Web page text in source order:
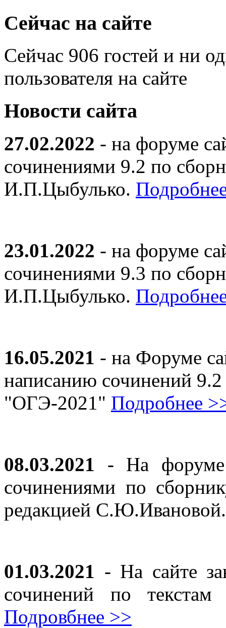
Сейчас на сайте
Сейчас 906 гостей и ни
пользователя на сайте
Новости сайта
27.02.2022 - на форуме
сочинениями 9.2 по
И.П.Цыбулько.
23.01.2022 - на форуме
сочинениями 9.3 по
И.П.Цыбулько.
16.05.2021 - на Форуме
написанию сочинений
"ОГЭ-2021" Подробнее
08.03.2021 - На форуме
сочинениями по
редакцией
01.03.2021 - На сайте
сочинений по
Подровбнее >>